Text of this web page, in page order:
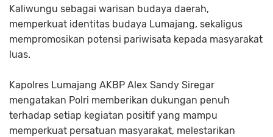
Kaliwungu sebagai warisan budaya daerah,
memperkuat identitas budaya Lumajang, sekaligus
mempromosikan potensi pariwisata kepada masyarakat
luas.
Kapolres Lumajang AKBP Alex Sandy Siregar
mengatakan Polri memberikan dukungan penuh
terhadap setiap kegiatan positif yang mampu
memperkuat persatuan masyarakat, melestarikan